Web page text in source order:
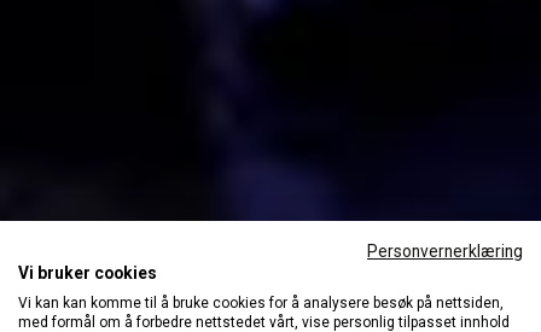
Personvernerklæring
Vi bruker cookies
Vi kan kan komme til å bruke cookies for å analysere besøk på nettsiden,
med formål om å forbedre nettstedet vårt, vise personlig tilpasset innhold